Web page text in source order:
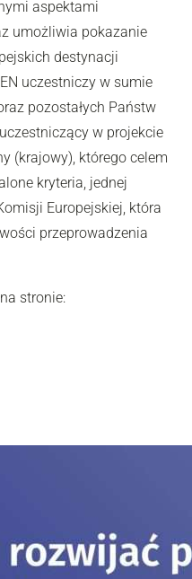
aspektami
umożliwia pokazanie
destynacji
uczestniczy w sumie
pozostałych Państw
w projekcie
(krajowy), którego celem
kryteria, jednej
Europejskiej, która
przeprowadzenia
stronie: